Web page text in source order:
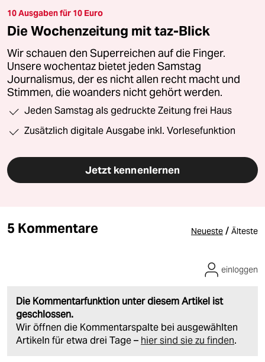
10 Ausgaben für 10 Euro
Die Wochenzeitung mit taz-Blick
Wir schauen den Superreichen auf die Finger.
Unsere wochentaz bietet jeden Samstag
Journalismus, der es nicht allen recht macht und
Stimmen, die woanders nicht gehört werden.
Jeden Samstag als gedruckte Zeitung frei Haus
Zusätzlich digitale Ausgabe inkl. Vorlesefunktion
Jetzt kennenlernen
5 Kommentare Neueste / Älteste
Die Kommentarfunktion unter diesem Artikel ist
geschlossen.
Wir öffnen die Kommentarspalte bei ausgewählten
Artikeln für etwa drei Tage – hier sind sie zu finden.
einloggen